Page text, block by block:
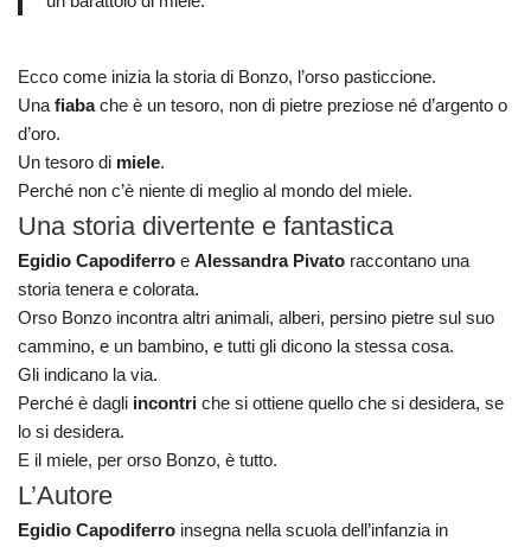
Ecco come inizia la storia di Bonzo, l’orso pasticcione.
Una fiabache è un tesoro, non di pietre preziose né d’argento o
d’oro.
Un tesoro di miele.
Perché non c’è niente di meglio al mondo del miele.
Una storia divertente e fantastica
Egidio Capodiferro e Alessandra Pivato raccontano una
storia tenera e colorata.
Orso Bonzo incontra altri animali, alberi, persino pietre sul suo
cammino, e un bambino, e tutti gli dicono la stessa cosa.
Gli indicano la via.
Perché è dagli incontri che si ottiene quello che si desidera, se
lo si desidera.
E il miele, per orso Bonzo, è tutto.
L’Autore
Egidio Capodiferro insegna nella scuola dell’infanzia in